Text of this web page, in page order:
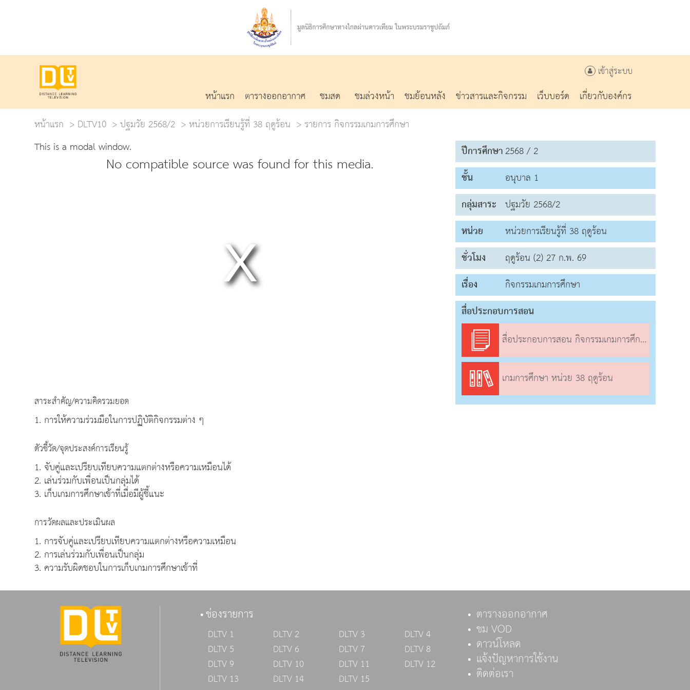
เข้าสู่ระบบ
หน้าแรก ตารางออกอากาศ ชมสด ชมล่วงหน้า ชมย้อนหลัง ข่าวสารและกิจกรรม เว็บบอร์ด
เกี่ยวกับองค์กร
หน้าแรก
DLTV10 ปฐมวัย 2568/2 หน่วยการเรียนรู้ที่ 38 ฤดูร้อน
รายการ กิจกรรมเกมการศึกษา
This is a modal window.
No compatible source was found for this media.
สาระสำคัญ/ความคิดรวมยอด
1. การให้ความร่วมมือในการปฏิบัติกิจกรรมต่าง ๆ
ตัวชี้วัด/จุดประสงค์การเรียนรู้
1. จับคู่และเปรียบเทียบความแตกต่างหรือความเหมือนได้
2. เล่นร่วมกับเพื่อนเป็นกลุ่มได้
3. เก็บเกมการศึกษาเข้าที่เมื่อมีผู้ชี้แนะ
การวัดผลและประเมินผล
1. การจับคู่และเปรียบเทียบความแตกต่างหรือความเหมือน
2. การเล่นร่วมกับเพื่อนเป็นกลุ่ม
3. ความรับผิดชอบในการเก็บเกมการศึกษาเข้าที่
ปีการศึกษา2568 / 2
ชั้น
อนุบาล 1
กลุ่มสาระ ปฐมวัย 2568/2
หน่วย
หน่วยการเรียนรู้ที่ 38 ฤดูร้อน
ชั่วโมง
ฤดูร้อน (2) 27 ก.พ. 69
เรื่อง
กิจกรรมเกมการศึกษา
สื่อประกอบการสอน
สื่อประกอบการสอน กิจกรรมเกมการศึกษา
เกมการศึกษา หน่วย 38 ฤดูร้อน
ช่องรายการ
DLTV 1 DLTV 2 DLTV 3
DLTV 4
DLTV 5
DLTV 6 DLTV 7
DLTV 8
DLTV 9
DLTV 10 DLTV 11
DLTV 12
DLTV 13
DLTV 14 DLTV 15
ตารางออกอากาศ
ชม VOD
ดาวน์โหลด
แจ้งปัญหาการใช้งาน
ติดต่อเรา